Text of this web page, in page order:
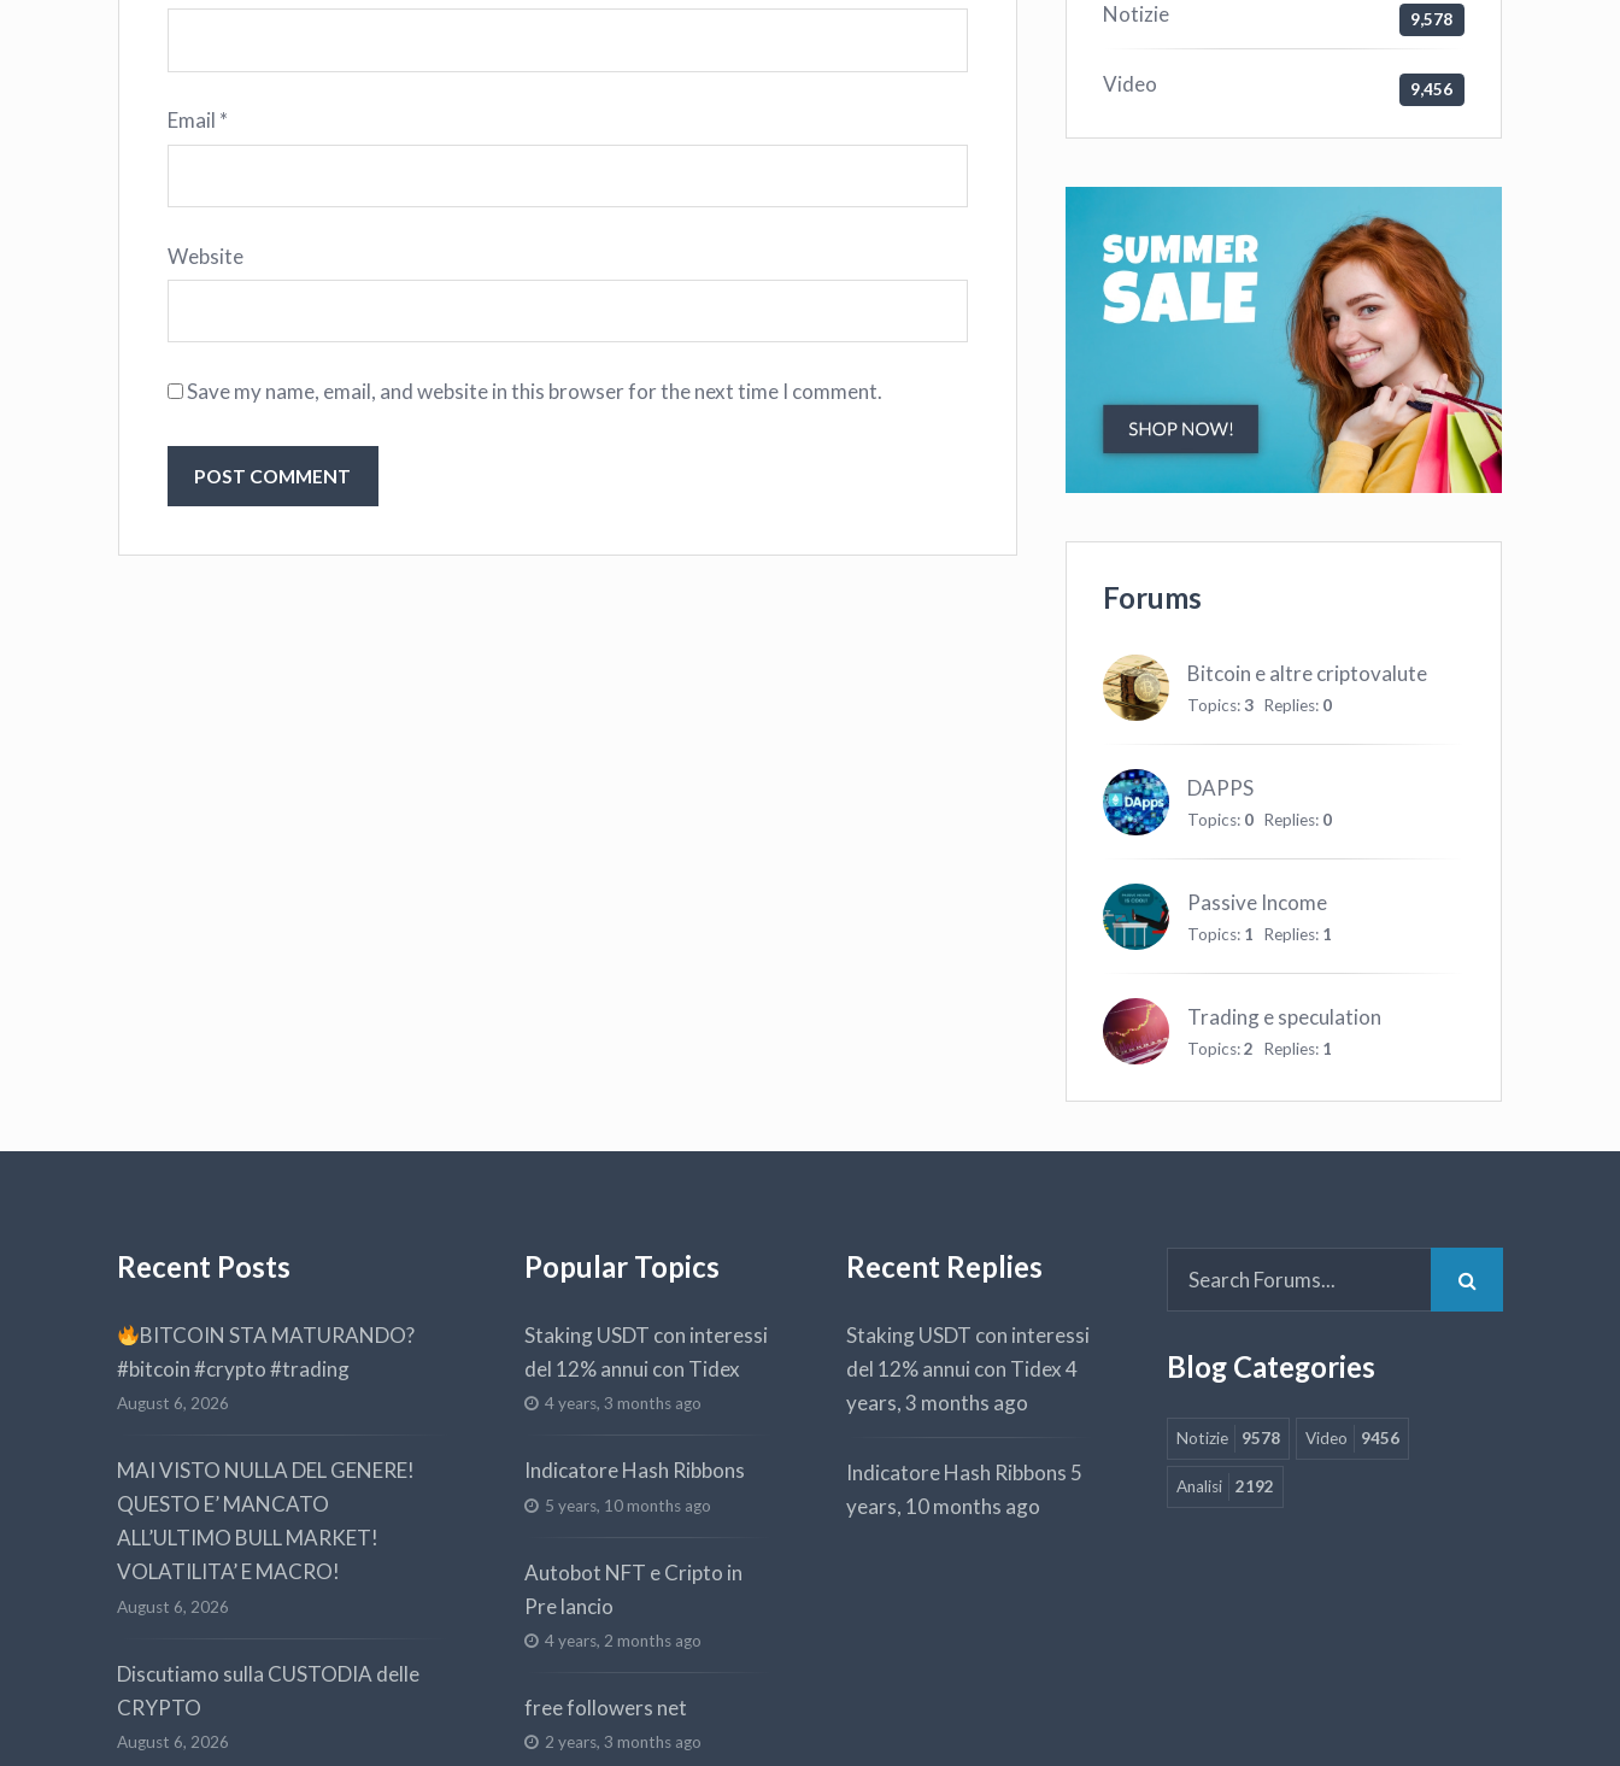
Email *
Website
Save my name, email, and website in this browser for the next time I comment.
Notizie 9,578
Video 9,456
Forums
Bitcoin e altre criptovalute
Topics:3 Replies: 0
DAPPS
Topics: 0 Replies: 0
Passive Income
Topics: 1 Replies: 1
Trading e speculation
Topics:2 Replies: 1
Recent Posts
BITCOIN STA MATURANDO?
#bitcoin #crypto #trading
August 6, 2026
MAI VISTO NULLA DEL GENERE!
QUESTO E’ MANCATO
ALL’ULTIMO BULL MARKET!
VOLATILITA’ E MACRO!
August 6, 2026
Discutiamo sulla CUSTODIA delle
CRYPTO
August 6, 2026
Popular Topics
Staking USDT con interessi
del 12% annui con Tidex
4 years, 3 months ago
Indicatore Hash Ribbons
5 years, 10 months ago
Autobot NFT e Cripto in
Pre lancio
4 years, 2 months ago
free followers net
2 years, 3 months ago
Recent Replies
Staking USDT con interessi
del 12% annui con Tidex4
years, 3 months ago
Indicatore Hash Ribbons 5
years, 10 months ago
Blog Categories
Notizie 9578 Video 9456
Analisi 2192